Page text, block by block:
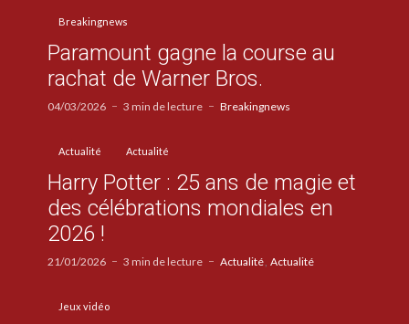
Breakingnews
Paramount gagne la course au
rachat de Warner Bros.
04/03/2026 3 min de lecture Breakingnews
Actualité Actualité
Harry Potter : 25 ans de magie et
des célébrations mondiales en
2026 !
21/01/2026 3 min de lecture Actualité Actualité
Jeux vidéo